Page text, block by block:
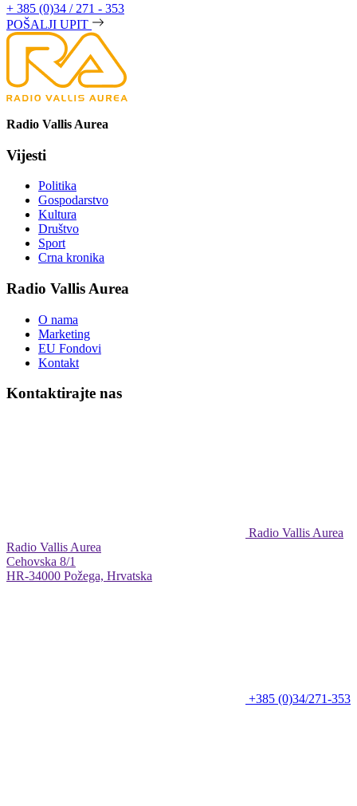
+ 385 (0)34 / 271 - 353
POŠALJI UPIT
Radio Vallis Aurea
Vijesti
Politika
Gospodarstvo
Kultura
Društvo
Sport
Crna kronika
Radio Vallis Aurea
O nama
Marketing
EU Fondovi
Kontakt
Kontaktirajte nas
Radio Vallis Aurea
Radio Vallis Aurea
Cehovska 8/1
HR-34000 Požega, Hrvatska
+385 (0)34/271-353